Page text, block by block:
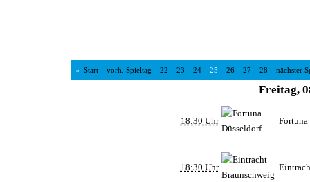
« Start vorh. Spieltag 22 23 2425 26 27 28 nächster
Freitag,
18:30 Uhr Fortuna
18:30 Uhr